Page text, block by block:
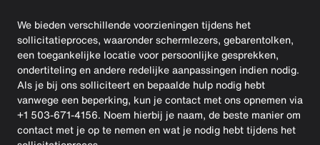
We bieden verschillende voorzieningen tijdens het
sollicitatieproces, waaronder schermlezers, gebarentolken,
een toegankelijke locatie voor persoonlijke gesprekken,
ondertiteling en andere redelijke aanpassingen indien nodig.
Als je bij ons solliciteert en bepaalde hulp nodig hebt
vanwege een beperking, kun je contact met ons opnemen via
+1 503-671-4156. Noem hierbij je naam, de beste manier om
contact met je op te nemen en wat je nodig hebt tijdens het